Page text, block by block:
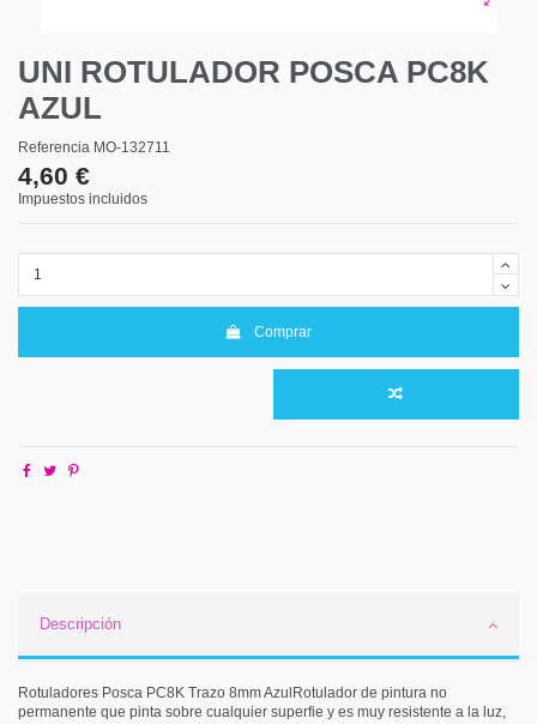
UNI ROTULADOR POSCA PC8K
AZUL
Referencia MO-132711
4,60 €
Impuestos incluidos
Comprar
Descripción
Rotuladores Posca PC8K Trazo 8mm AzulRotulador de pintura no
permanente que pinta sobre cualquier superfie y es muy resistente a la luz,